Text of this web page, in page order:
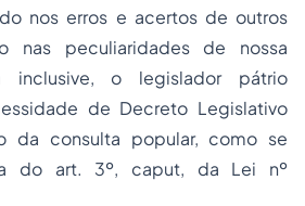
nos erros e acertos de outros
nas peculiaridades de nossa
inclusive, o legislador pátrio
de Decreto Legislativo
da consulta popular, como se
do art. 3º, caput, da Lei nº